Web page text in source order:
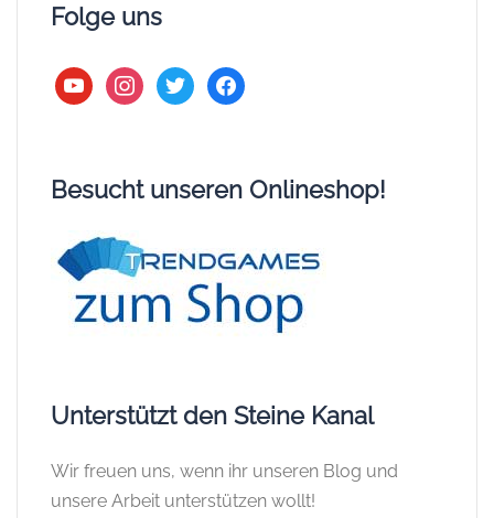
Folge uns
youtubeinstagram
twitter facebook
Besucht unseren Onlineshop!
Unterstützt den Steine Kanal
Wir freuen uns, wenn ihr unseren Blog und
unsere Arbeit unterstützen wollt!